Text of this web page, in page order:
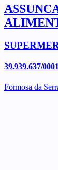
39.939.637/
Formosa da